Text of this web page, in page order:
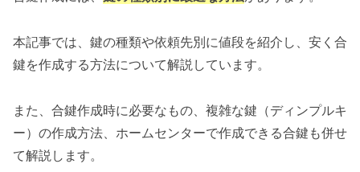
本記事では、鍵の種類や依頼先別に値段を紹介し、安く合
鍵を作成する方法について解説しています。
また、合鍵作成時に必要なもの、複雑な鍵（ディンプルキ
ー）の作成方法、ホームセンターで作成できる合鍵も併せ
て解説します。